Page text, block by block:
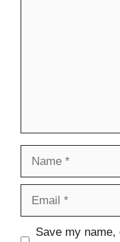
Website
Save my